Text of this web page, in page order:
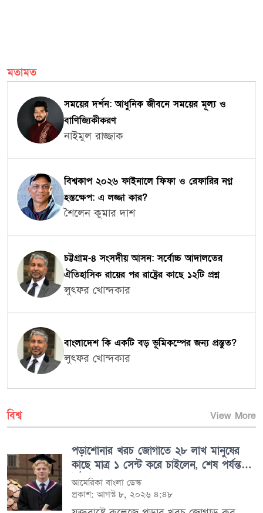
মতামত
সময়ের দর্শন: আধুনিক জীবনে সময়ের মূল্য ও
বাণিজ্যিকীকরণ
নাইমুল রাজ্জাক
বিশ্বকাপ ২০২৬ ফাইনালে ফিফা ও রেফারির নগ্ন
হস্তক্ষেপ: এ লজ্জা কার?
শৈলেন কুমার দাশ
চট্টগ্রাম-৪ সংসদীয় আসন: সর্বোচ্চ আদালতের
ঐতিহাসিক রায়ের পর রাষ্ট্রের কাছে ১২টি প্রশ্ন
লুৎফর খোন্দকার
বাংলাদেশ কি একটি বড় ভূমিকম্পের জন্য প্রস্তুত?
লুৎফর খোন্দকার
বিশ্ব View More
পড়াশোনার খরচ জোগাতে ২৮ লাখ মানুষের
কাছে মাত্র ১ সেন্ট করে চাইলেন, শেষ পর্যন্ত
উঠল প্রায় ৩৫ লাখ টাকা!
আমেরিকা বাংলা ডেস্ক
প্রকাশ: আগস্ট ৮, ২০২৬ ৪:৪৮